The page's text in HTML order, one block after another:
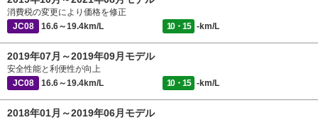
消費税の変更により価格を修正
JC08
16.6～19.4km/L 10・15 -km/L
2019年07月～2019年09月モデル
安全性能と利便性が向上
JC08
16.6～19.4km/L 10・15 -km/L
2018年01月～2019年06月モデル